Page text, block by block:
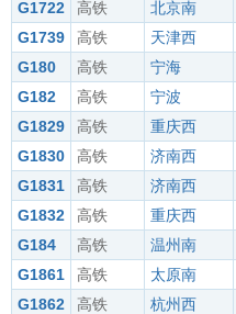
G1722
高铁 北京南
G1739
高铁 天津西
G180
高铁 宁海
G182
高铁 宁波
G1829
高铁 重庆西
G1830
高铁 济南西
G1831
高铁 济南西
G1832
高铁 重庆西
G184
高铁 温州南
G1861
高铁 太原南
G1862
高铁 杭州西